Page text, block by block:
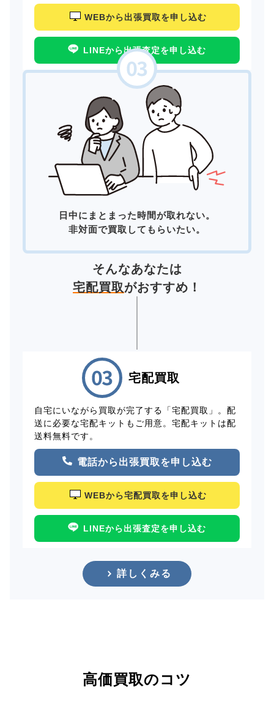
WEBから出張買取を申し込む
LINEから出張査定を申し込む
日中にまとまった時間が取れない。
非対面で買取してもらいたい。
そんなあなたは
宅配買取がおすすめ！
宅配買取
自宅にいながら買取が完了する「宅配買取」。配
送に必要な宅配キットもご用意。宅配キットは配
送料無料です。
電話から出張買取を申し込む
WEBから宅配買取を申し込む
LINEから出張査定を申し込む
詳しくみる
高価買取のコツ